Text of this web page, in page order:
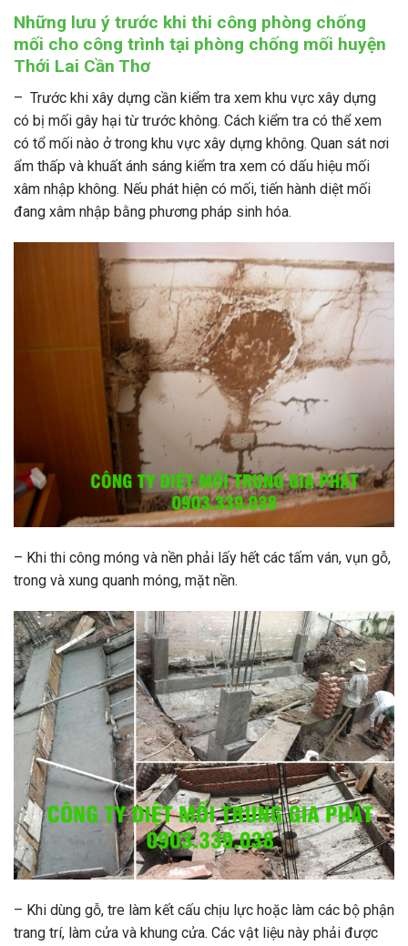
Những lưu ý trước khi thi công phòng chống
mối cho công trình tại phòng chống mối huyện
Thới Lai Cần Thơ
– Trước khi xây dựng cần kiểm tra xem khu vực xây dựng
có bị mối gây hại từ trước không. Cách kiểm tra có thể xem
có tổ mối nào ở trong khu vực xây dựng không. Quan sát nơi
ẩm thấp và khuất ánh sáng kiểm tra xem có dấu hiệu mối
xâm nhập không. Nếu phát hiện có mối, tiến hành diệt mối
đang xâm nhập bằng phương pháp sinh hóa.
– Khi thi công móng và nền phải lấy hết các tấm ván, vụn gỗ,
trong và xung quanh móng, mặt nền.
– Khi dùng gỗ, tre làm kết cấu chịu lực hoặc làm các bộ phận
trang trí, làm cửa và khung cửa. Các vật liệu này phải được